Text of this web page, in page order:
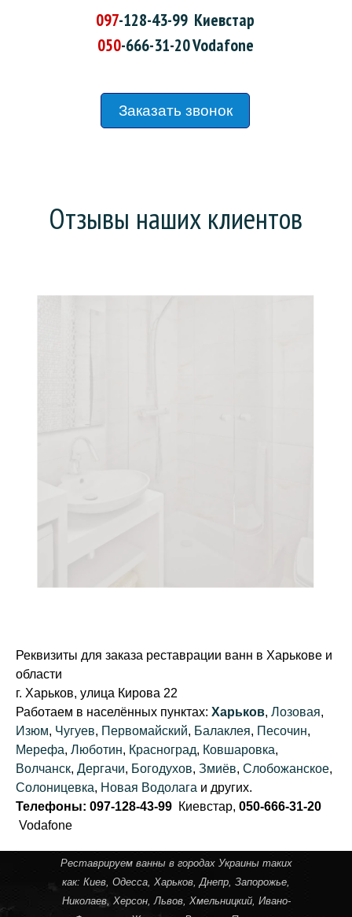
097-128-43-99 Киевстар
050-666-31-20Vodafone
Заказать звонок
Отзывы наших клиентов
35 лет
Реквизиты для заказа реставрации ванн в Харькове и
области
г. Харьков, улица Кирова 22
Работаем в населённых пунктах: Харьков, Лозовая,
Изюм, Чугуев, Первомайский, Балаклея, Песочин,
Мерефа, Люботин, Красноград, Ковшаровка,
Волчанск, Дергачи, Богодухов, Змиёв, Слобожанское,
Солоницевка, Новая Водолага и других.
Телефоны: 097-128-43-99 Киевстар, 050-666-31-20
Vodafone
Реставрируем ванны в городах Украины таких
как: Киев, Одесса, Харьков,Днепр, Запорожье,
Николаев, Херсон,Львов, Хмельницкий, Ивано-